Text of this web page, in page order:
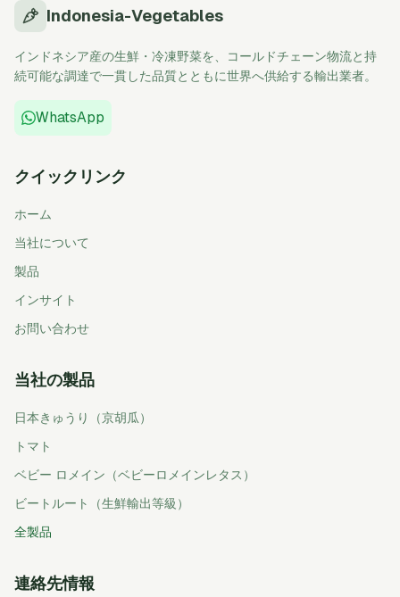
Indonesia-Vegetables
インドネシア産の生鮮・冷凍野菜を、コールドチェーン物流と持
続可能な調達で一貫した品質とともに世界へ供給する輸出業者。
WhatsApp
クイックリンク
ホーム
当社について
製品
インサイト
お問い合わせ
当社の製品
日本きゅうり（京胡瓜）
トマト
ベビー ロメイン（ベビーロメインレタス）
ビートルート（生鮮輸出等級）
全製品
連絡先情報